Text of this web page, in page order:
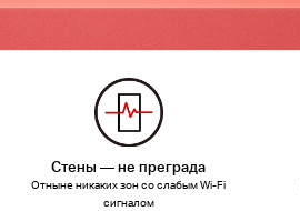
Стены — не преграда
Отныне никаких зон со слабым Wi‑Fi
сигналом